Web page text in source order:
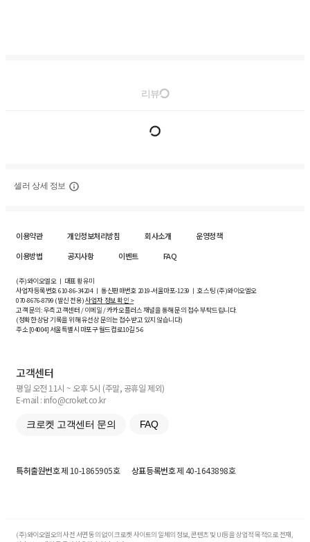
리뷰
셀러 상세 정보
이용약관 개인정보처리방침 회사소개
운영정책
이용방법
공지사항 이벤트 FAQ
(주)와이오엘오 ㅣ 대표 황유미
사업자등록번호610-86-34204ㅣ 통신판매번호 2019-서울마포-1239 ㅣ 호스팅 (주)와이오엘오
070-8676-8799 (발신 전용)사업자 정보 확인 >
고객 문의: 우측 고객센터 / 이메일 / 카카오플러스 채널을 통해 문의 접수 부탁드립니다.
(정확한 상담 기록을 위해 유선상 문의는 접수받고 있지 않습니다)
주소 [04004] 서울특별시 마포구 월드컵로10길5-6
고객센터
평일 오전 11시 ~ 오후 5시 (주말, 공휴일 제외)
E-mail : info@croket.co.kr
크로켓 고객센터 문의 FAQ
특허출원번호제 10-1865905호 상표등록번호제 40-1643898호
(주)와이오엘오의 사전 서면 동의 없이 크로켓 사이트의 일체의 정보, 콘텐츠 및 UI등을 상업적 목적으로 전재,